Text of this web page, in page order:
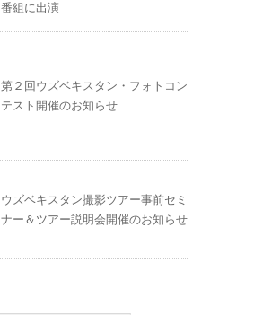
番組に出演
第２回ウズベキスタン・フォトコン
テスト開催のお知らせ
ウズベキスタン撮影ツアー事前セミ
ナー＆ツアー説明会開催のお知らせ